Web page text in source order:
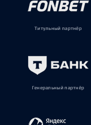
Титульный партнёр
Генеральный партнёр